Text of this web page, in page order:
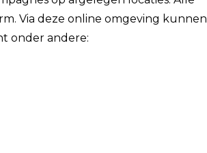
Via deze online omgeving kunnen
onder andere: